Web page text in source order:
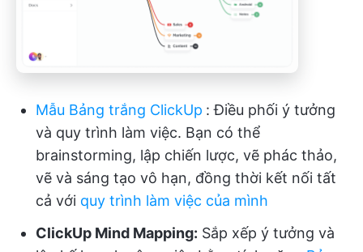
Mẫu Bảng trắng ClickUp : Điều phối ý tưởng
và quy trình làm việc. Bạn có thể
brainstorming, lập chiến lược, vẽ phác thảo,
vẽ và sáng tạo vô hạn, đồng thời kết nối tất
cả với quy trình làm việc của mình
ClickUp Mind Mapping: Sắp xếp ý tưởng và